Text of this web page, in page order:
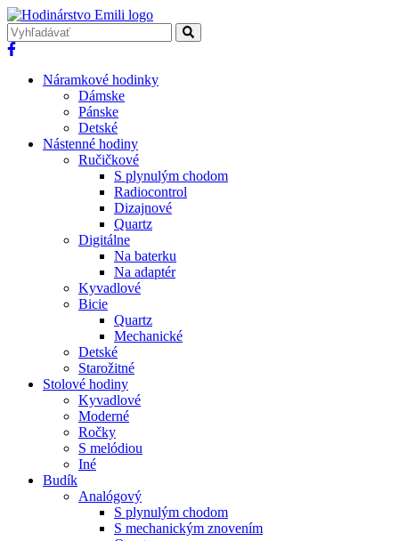
Náramkové hodinky
Dámske
Pánske
Detské
Nástenné hodiny
Ručičkové
S plynulým chodom
Radiocontrol
Dizajnové
Quartz
Digitálne
Na baterku
Na adaptér
Kyvadlové
Bicie
Quartz
Mechanické
Detské
Starožitné
Stolové hodiny
Kyvadlové
Moderné
Ročky
S melódiou
Iné
Budík
Analógový
S plynulým chodom
S mechanickým znovením